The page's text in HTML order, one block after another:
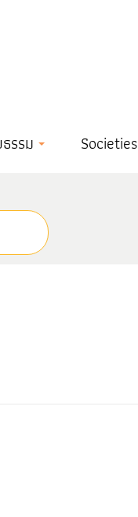
รรม Societies